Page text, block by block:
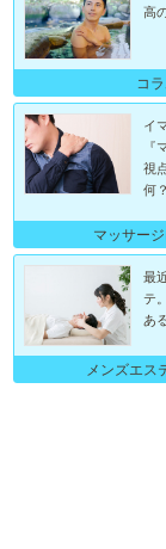
高
コ
イ
『
視
何？
マッサー
最
テ
あ
メンズエス